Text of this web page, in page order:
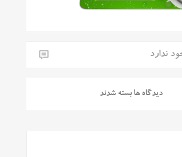
ندارد
دیدگاه ها بسته شدند